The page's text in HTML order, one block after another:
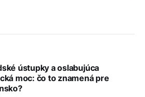
ústupky a oslabujúca
moc: čo to znamená pre